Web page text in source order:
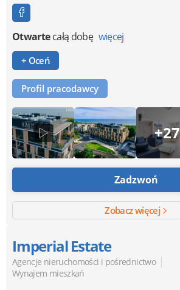
Otwartecałą dobę więcej
+ Oceń
Profil pracodawcy
+27
Zadzwoń
Zobacz więcej
Imperial Estate
Agencje nieruchomości i pośrednictwo |
Wynajem mieszkań